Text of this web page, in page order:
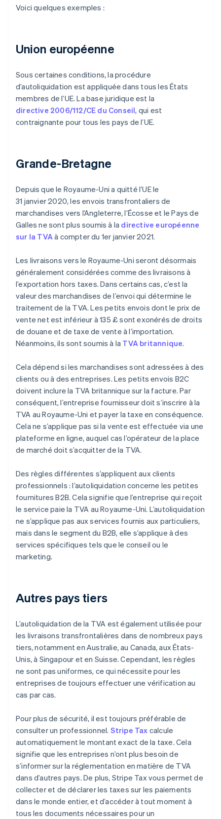
Voici quelques exemples :
Union européenne
Sous certaines conditions, la procédure
d’autoliquidation est appliquée dans tous les États
membres de l’UE. La base juridique est la
directive 2006/112/CE du Conseil, qui est
contraignante pour tous les pays de l’UE.
Grande-Bretagne
Depuis que le Royaume-Uni a quitté l’UE le
31 janvier 2020, les envois transfrontaliers de
marchandises vers l’Angleterre, l’Écosse et le Pays de
Galles ne sont plus soumis à la directive européenne
sur la TVA à compter du 1er janvier 2021.
Les livraisons vers le Royaume-Uni seront désormais
généralement considérées comme des livraisons à
l’exportation hors taxes. Dans certains cas, c’est la
valeur des marchandises de l’envoi qui détermine le
traitement de la TVA. Les petits envois dont le prix de
vente net est inférieur à 135 £ sont exonérés de droits
de douane et de taxe de vente à l’importation.
Néanmoins, ils sont soumis à la TVA britannique.
Cela dépend si les marchandises sont adressées à des
clients ou à des entreprises. Les petits envois B2C
doivent inclure la TVA britannique sur la facture. Par
conséquent, l’entreprise fournisseur doit s’inscrire à la
TVA au Royaume-Uni et payer la taxe en conséquence.
Cela ne s’applique pas si la vente est effectuée via une
plateforme en ligne, auquel cas l’opérateur de la place
de marché doit s’acquitter de la TVA.
Des règles différentes s’appliquent aux clients
professionnels : l’autoliquidation concerne les petites
fournitures B2B. Cela signifie que l’entreprise qui reçoit
le service paie la TVA au Royaume-Uni. L’autoliquidation
ne s’applique pas aux services fournis aux particuliers,
mais dans le segment du B2B, elle s’applique à des
services spécifiques tels que le conseil ou le
marketing.
Autres pays tiers
L’autoliquidation de la TVA est également utilisée pour
les livraisons transfrontalières dans de nombreux pays
tiers, notamment en Australie, au Canada, aux États-
Unis, à Singapour et en Suisse. Cependant, les règles
ne sont pas uniformes, ce qui nécessite pour les
entreprises de toujours effectuer une vérification au
cas par cas.
Pour plus de sécurité, il est toujours préférable de
consulter un professionnel. Stripe Tax calcule
automatiquement le montant exact de la taxe. Cela
signifie que les entreprises n’ont plus besoin de
s’informer sur la réglementation en matière de TVA
dans d’autres pays. De plus, Stripe Tax vous permet de
collecter et de déclarer les taxes sur les paiements
dans le monde entier, et d’accéder à tout moment à
tous les documents nécessaires pour un